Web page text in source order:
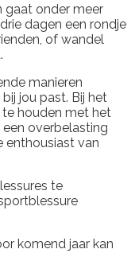
gaat onder meer
dagen een rondje
of wandel
manieren
jou past. Bij het
houden met het
overbelasting
enthousiast van
te
komend jaar kan